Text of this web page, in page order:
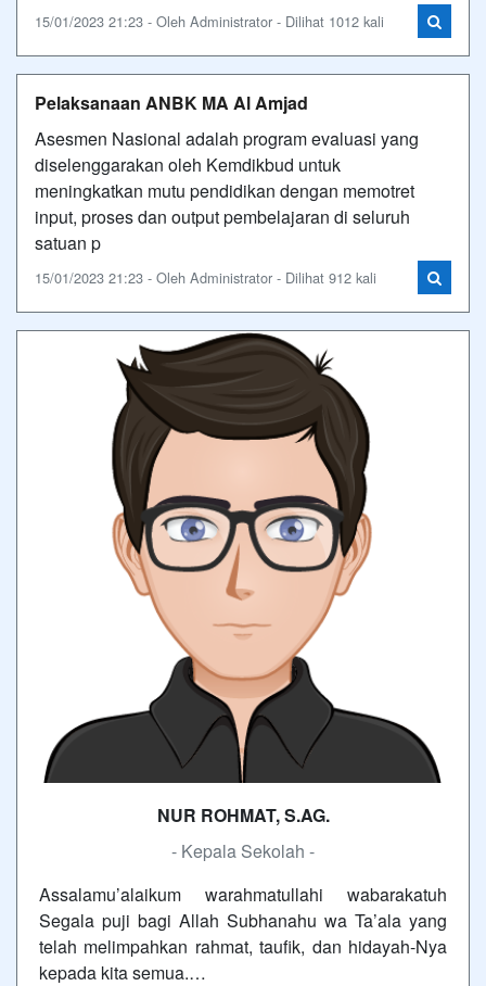
15/01/2023 21:23 - Oleh Administrator - Dilihat 1012 kali
Pelaksanaan ANBK MA Al Amjad
Asesmen Nasional adalah program evaluasi yang
diselenggarakan oleh Kemdikbud untuk
meningkatkan mutu pendidikan dengan memotret
input, proses dan output pembelajaran di seluruh
satuan p
15/01/2023 21:23 - Oleh Administrator - Dilihat 912 kali
NUR ROHMAT, S.AG.
- Kepala Sekolah -
Assalamu’alaikum warahmatullahi wabarakatuh
Segala puji bagi Allah Subhanahu wa Ta’ala yang
telah melimpahkan rahmat, taufik, dan hidayah-Nya
kepada kita semua.…